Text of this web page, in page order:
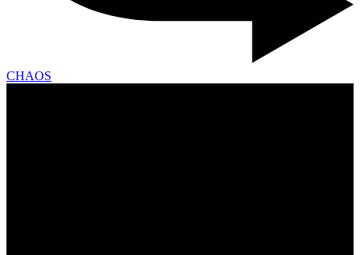
CHAOS